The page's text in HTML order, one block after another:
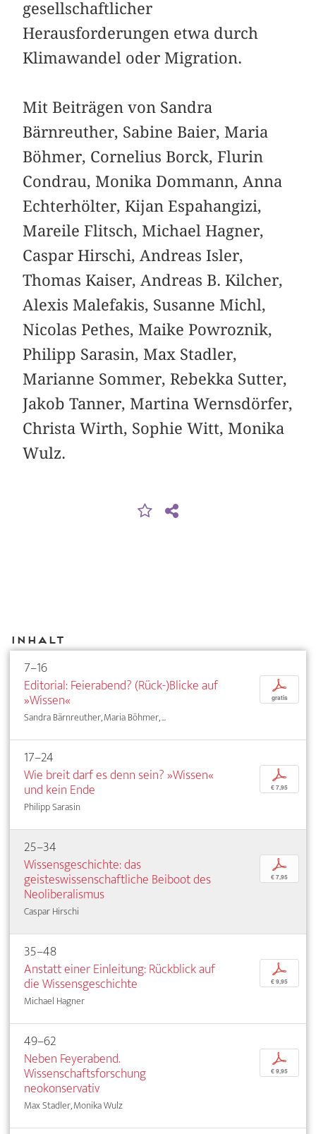
gesellschaftlicher
Herausforderungen etwa durch
Klimawandel oder Migration.
Mit Beiträgen von Sandra
Bärnreuther, Sabine Baier, Maria
Böhmer, Cornelius Borck, Flurin
Condrau, Monika Dommann, Anna
Echterhölter, Kijan Espahangizi,
Mareile Flitsch, Michael Hagner,
Caspar Hirschi, Andreas Isler,
Thomas Kaiser, Andreas B. Kilcher,
Alexis Malefakis, Susanne Michl,
Nicolas Pethes, Maike Powroznik,
Philipp Sarasin, Max Stadler,
Marianne Sommer, Rebekka Sutter,
Jakob Tanner, Martina Wernsdörfer,
Christa Wirth, Sophie Witt, Monika
Wulz.
Inhalt
7–16
Editorial: Feierabend? (Rück-)Blicke auf
»Wissen«
Sandra Bärnreuther, Maria Böhmer, ...
p
gratis
17–24
Wie breit darf es denn sein? »Wissen«
und kein Ende
Philipp Sarasin
p
€ 7,95
25–34
Wissensgeschichte: das
geisteswissenschaftliche Beiboot des
Neoliberalismus
Caspar Hirschi
p
€ 7,95
35–48
Anstatt einer Einleitung: Rückblick auf
die Wissensgeschichte
Michael Hagner
p
€ 9,95
49–62
Neben Feyerabend.
Wissenschaftsforschung
neokonservativ
Max Stadler, Monika Wulz
p
€ 9,95